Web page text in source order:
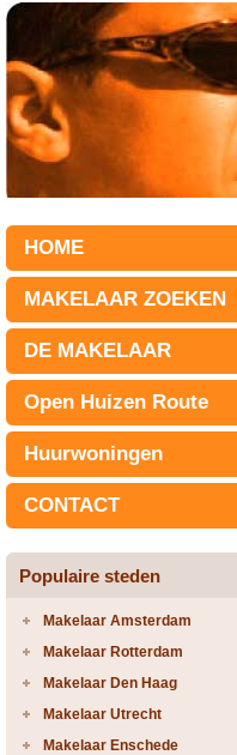
HOME
MAKELAAR ZOEKEN
DE MAKELAAR
Open Huizen Route
Huurwoningen
CONTACT
Populaire steden
Makelaar Amsterdam
Makelaar Rotterdam
Makelaar Den Haag
Makelaar Utrecht
Makelaar Enschede